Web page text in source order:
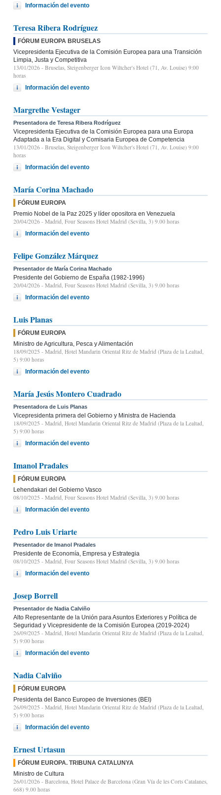
Información del evento
Teresa Ribera Rodríguez
FÓRUM EUROPA BRUSELAS
Vicepresidenta Ejecutiva de la Comisión Europea para una Transición
Limpia, Justa y Competitiva
13/01/2026 - Bruselas, Steigenberger Icon Wiltcher's Hotel (71, Av. Louise) 9:00
horas
Información del evento
Margrethe Vestager
Presentadora de Teresa Ribera Rodríguez
Vicepresidenta Ejecutiva de la Comisión Europea para una Europa
Adaptada a la Era Digital y Comisaria Europea de Competencia
13/01/2026 - Bruselas, Steigenberger Icon Wiltcher's Hotel (71, Av. Louise) 9:00
horas
Información del evento
María Corina Machado
FÓRUM EUROPA
Premio Nobel de la Paz 2025 y líder opositora en Venezuela
20/04/2026 - Madrid, Four Seasons Hotel Madrid (Sevilla, 3) 9.00 horas
Información del evento
Felipe González Márquez
Presentador de María Corina Machado
Presidente del Gobierno de España (1982-1996)
20/04/2026 - Madrid, Four Seasons Hotel Madrid (Sevilla, 3) 9.00 horas
Información del evento
Luis Planas
FÓRUM EUROPA
Ministro de Agricultura, Pesca y Alimentación
18/09/2025 - Madrid, Hotel Mandarin Oriental Ritz de Madrid (Plaza de la Lealtad,
5) 9:00 horas
Información del evento
María Jesús Montero Cuadrado
Presentadora de Luis Planas
Vicepresidenta primera del Gobierno y Ministra de Hacienda
18/09/2025 - Madrid, Hotel Mandarin Oriental Ritz de Madrid (Plaza de la Lealtad,
5) 9:00 horas
Información del evento
Imanol Pradales
FÓRUM EUROPA
Lehendakari del Gobierno Vasco
08/10/2025 - Madrid, Four Seasons Hotel Madrid (Sevilla, 3) 9.00 horas
Información del evento
Pedro Luis Uriarte
Presentador de Imanol Pradales
Presidente de Economía, Empresa y Estrategia
08/10/2025 - Madrid, Four Seasons Hotel Madrid (Sevilla, 3) 9.00 horas
Información del evento
Josep Borrell
Presentador de Nadia Calviño
Alto Representante de la Unión para Asuntos Exteriores y Política de
Seguridad y Vicepresidente de la Comisión Europea (2019-2024)
26/09/2025 - Madrid, Hotel Mandarin Oriental Ritz de Madrid (Plaza de la Lealtad,
5) 9:00 horas
Información del evento
Nadia Calviño
FÓRUM EUROPA
Presidenta del Banco Europeo de Inversiones (BEI)
26/09/2025 - Madrid, Hotel Mandarin Oriental Ritz de Madrid (Plaza de la Lealtad,
5) 9:00 horas
Información del evento
Ernest Urtasun
FÓRUM EUROPA. TRIBUNA CATALUNYA
Ministro de Cultura
26/01/2026 - Barcelona, Hotel Palace de Barcelona (Gran Vía de les Corts Catalanes,
668) 9.00 horas